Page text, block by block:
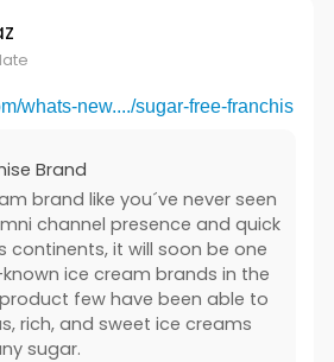
whats-new..../sugar-free-franchis
Brand
brand like you´ve never seen
channel presence and quick
continents, it will soon be one
ice cream brands in the
few have been able to
rich, and sweet ice creams
sugar.